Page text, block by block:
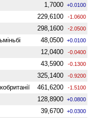
1,7000 +0.0100
229,6100 -1.0600
298,1600 -2.0500
48,0500 +0.0100
12,0400 -0.0400
43,5900 -0.1300
325,1400 -0.9200
461,6200 -1.5100
128,8900 +0.0800
39,6700 +0.0300